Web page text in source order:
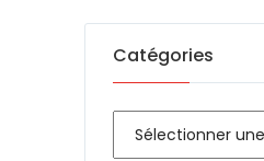
Catégories